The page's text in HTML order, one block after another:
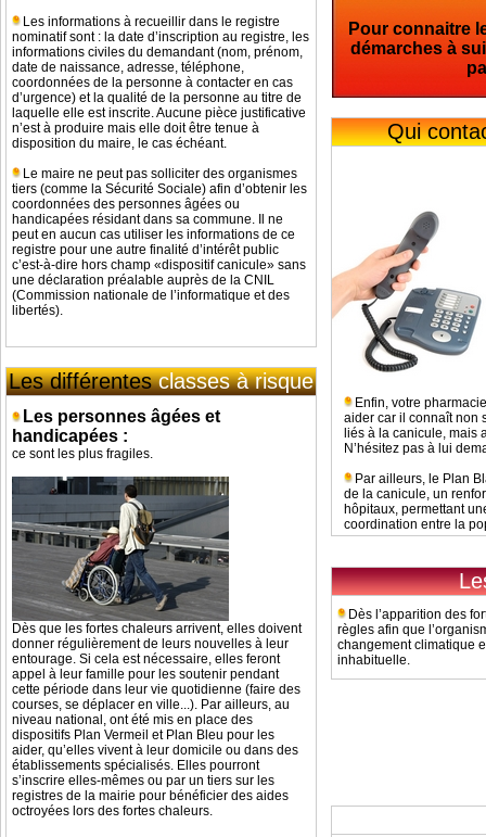
Les informations à recueillir dans le registre
nominatif sont : la date d’inscription au registre, les
informations civiles du demandant (nom, prénom,
date de naissance, adresse, téléphone,
coordonnées de la personne à contacter en cas
d’urgence) et la qualité de la personne au titre de
laquelle elle est inscrite. Aucune pièce justificative
n’est à produire mais elle doit être tenue à
disposition du maire, le cas échéant.
Le maire ne peut pas solliciter des organismes
tiers (comme la Sécurité Sociale) afin d’obtenir les
coordonnées des personnes âgées ou
handicapées résidant dans sa commune. Il ne
peut en aucun cas utiliser les informations de ce
registre pour une autre finalité d’intérêt public
c’est-à-dire hors champ «dispositif canicule» sans
une déclaration préalable auprès de la CNIL
(Commission nationale de l’informatique et des
libertés).
Les différentesclasses à risque
Les personnes âgées et
handicapées :
ce sont les plus fragiles.
Dès que les fortes chaleurs arrivent, elles doivent
donner régulièrement de leurs nouvelles à leur
entourage. Si cela est nécessaire, elles feront
appel à leur famille pour les soutenir pendant
cette période dans leur vie quotidienne (faire des
courses, se déplacer en ville...). Par ailleurs, au
niveau national, ont été mis en place des
dispositifs Plan Vermeil et Plan Bleu pour les
aider, qu’elles vivent à leur domicile ou dans des
établissements spécialisés. Elles pourront
s’inscrire elles-mêmes ou par un tiers sur les
registres de la mairie pour bénéficier des aides
octroyées lors des fortes chaleurs.
Pour connaitre
démarches à
Qui
Enfin, votre
aider car il connaît non
liés à la canicule, mais
N’hésitez pas à lui
Par ailleurs, le Plan
de la canicule, un
hôpitaux, permettant
coordination entre la
Dès l’apparition des
règles afin que
changement climatique
inhabituelle.